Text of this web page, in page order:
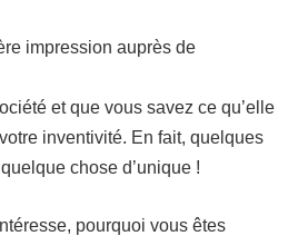
impression auprès de
et que vous savez ce qu’elle
inventivité. En fait, quelques
chose d’unique !
pourquoi vous êtes